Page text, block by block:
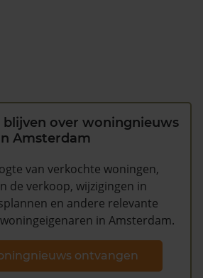
blijven over woningnieuws
Amsterdam
van verkochte woningen,
de verkoop, wijzigingen in
en andere relevante
in Amsterdam.
ontvangen